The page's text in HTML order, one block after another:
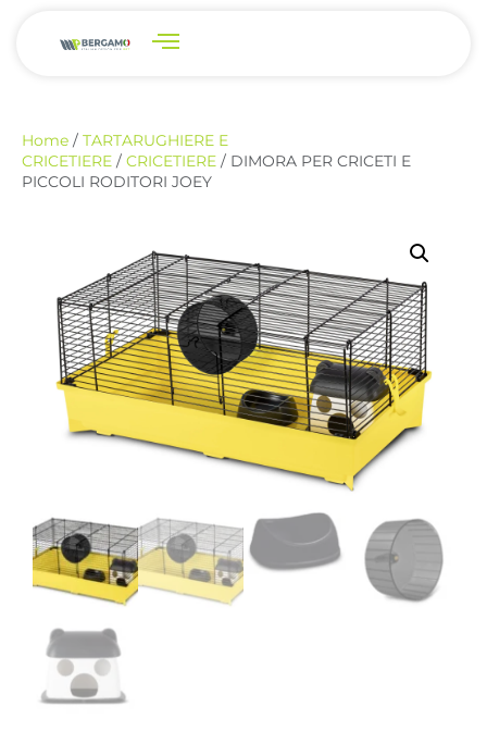
Home / TARTARUGHIERE E
CRICETIERE / CRICETIERE / DIMORA PER CRICETI E
PICCOLI RODITORI JOEY